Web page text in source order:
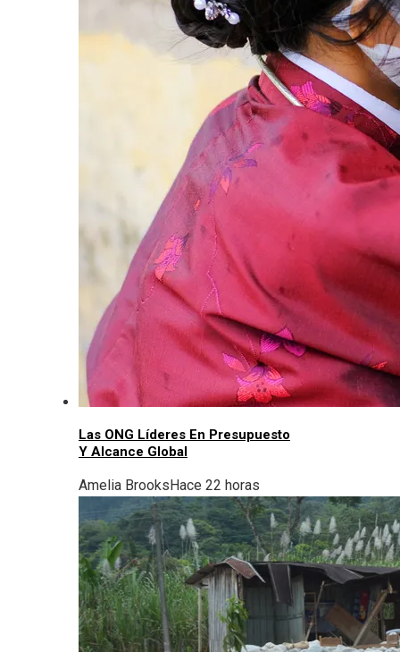
Las ONG Líderes En Presupuesto
Y Alcance Global
Amelia BrooksHace 22 horas